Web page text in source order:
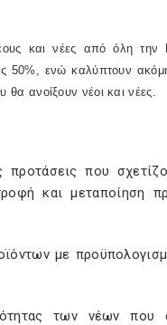
και νέες από όλη
50%, ενώ καλύπτουν
ανοίξουν νέοι και νέες.
που
και μεταποίηση
με
των νέων